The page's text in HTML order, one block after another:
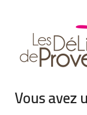
Vous avez